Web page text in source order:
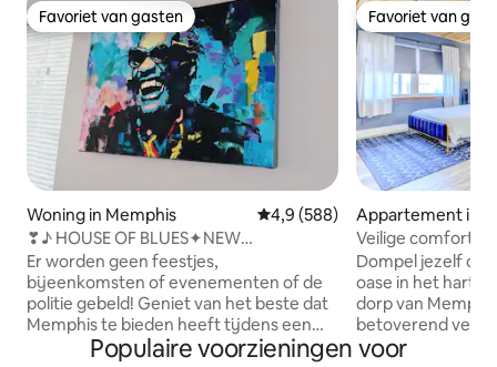
Favoriet van gasten
Favoriet van gasten
Woning in Memphis Gemiddelde beoordeling van
4,9 (588)
❣♪ HOUSE OF BLUES✦NEW
RENO✦byStJude✶min2Beale ♪❣
Er worden geen feestjes,
bijeenkomsten of evenementen of de
politie gebeld! Geniet van het beste dat
Memphis te bieden heeft tijdens een
verblijf in deze woning met twee
Favoriet van
Favoriet van
Appartement in
Veilige
GRATIS parkeren
Dompel jezelf
oase in het hart
dorp van
betoverend
gerenoveerde
Populaire voorzieningen voor